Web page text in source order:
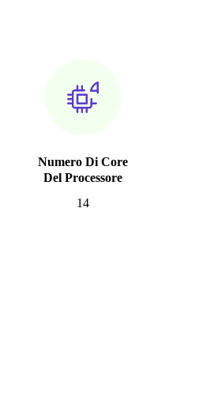
Numero Di Core
Del Processore
14